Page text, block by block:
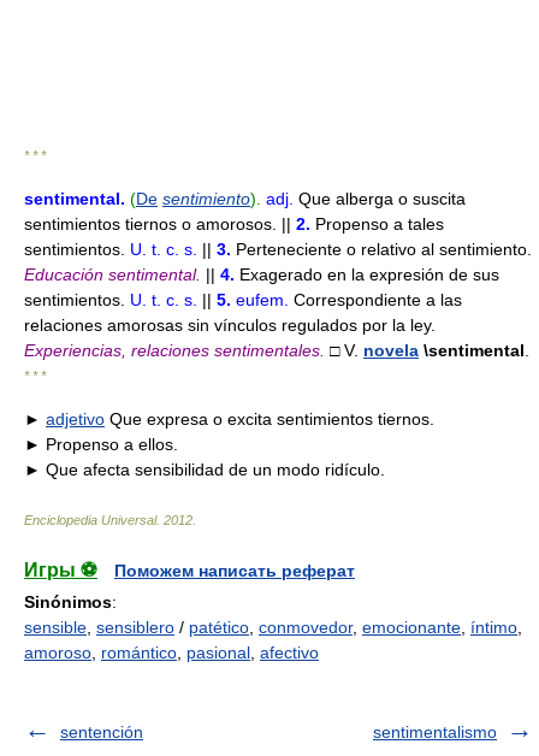
* * *
sentimental. (De sentimiento). adj. Que alberga o suscita
sentimientos tiernos o amorosos. || 2. Propenso a tales
sentimientos. U. t. c. s. || 3. Perteneciente o relativo al sentimiento.
Educación sentimental. || 4. Exagerado en la expresión de sus
sentimientos. U. t. c. s. || 5. eufem. Correspondiente a las
relaciones amorosas sin vínculos regulados por la ley.
Experiencias, relaciones sentimentales. □ V. novela \sentimental
* * *
► adjetivo Que expresa o excita sentimientos tiernos.
► Propenso a ellos.
► Que afecta sensibilidad de un modo ridículo.
Enciclopedia Universal. 2012
Игры ⚽
Поможем написать реферат
Sinónimos:
sensible sensiblero / patético conmovedor, emocionante íntimo
amoroso romántico pasional afectivo
sentención sentimentalismo